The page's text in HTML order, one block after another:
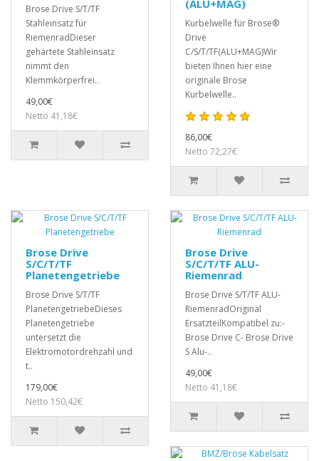
Brose Drive S/T/TF
Stahleinsatz für
RiemenradDieser
gehärtete Stahleinsatz
nimmt den
Klemmkörperfrei..
49,00€
Netto 41,18€
(ALU+MAG)
Kurbelwelle für Brose®
Drive
C/S/T/TF(ALU+MAG)Wir
bieten Ihnen hier eine
originale Brose
Kurbelwelle..
86,00€
Netto 72,27€
Brose Drive
S/C/T/TF
Planetengetriebe
Brose Drive S/T/TF
PlanetengetriebeDieses
Planetengetriebe
untersetzt die
Elektromotordrehzahl und
t..
179,00€
Netto 150,42€
Brose Drive
S/C/T/TF ALU-
Riemenrad
Brose Drive S/T/TF ALU-
RiemenradOriginal
ErsatzteilKompatibel zu:-
Brose Drive C- Brose Drive
S Alu-..
49,00€
Netto 41,18€